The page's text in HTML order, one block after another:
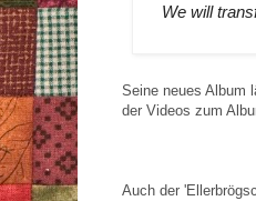
We will
Seine neues Album
der Videos zum
Auch der